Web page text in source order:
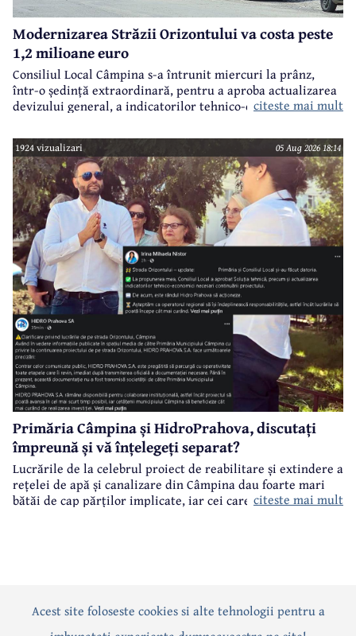
Modernizarea Străzii Orizontului va costa peste
1,2 milioane euro
Consiliul Local Câmpina s-a întrunit miercuri la prânz,
într-o ședință extraordinară, pentru a aproba actualizarea
devizului general, a indicatorilor tehnico-economici și a
realizarea modernizării Străzii Orizontului, obiectiv
finanțat prin Programul Național de Investiții ”Anghel
Saligny”.
citeste mai mult
1924 vizualizari 05 Aug 2026 18:14
Primăria Câmpina și HidroPrahova, discutați
împreună și vă înțelegeți separat?
Lucrările de la celebrul proiect de reabilitare și extindere a
rețelei de apă și canalizare din Câmpina dau foarte mari
bătăi de cap părților implicate, iar cei care suferă sunt
citeste mai mult
Acest site foloseste cookies si alte tehnologii pentru a